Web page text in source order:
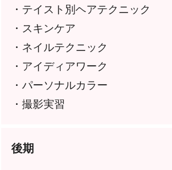
・テイスト別ヘアテクニック
・スキンケア
・ネイルテクニック
・アイディアワーク
・パーソナルカラー
・撮影実習
後期